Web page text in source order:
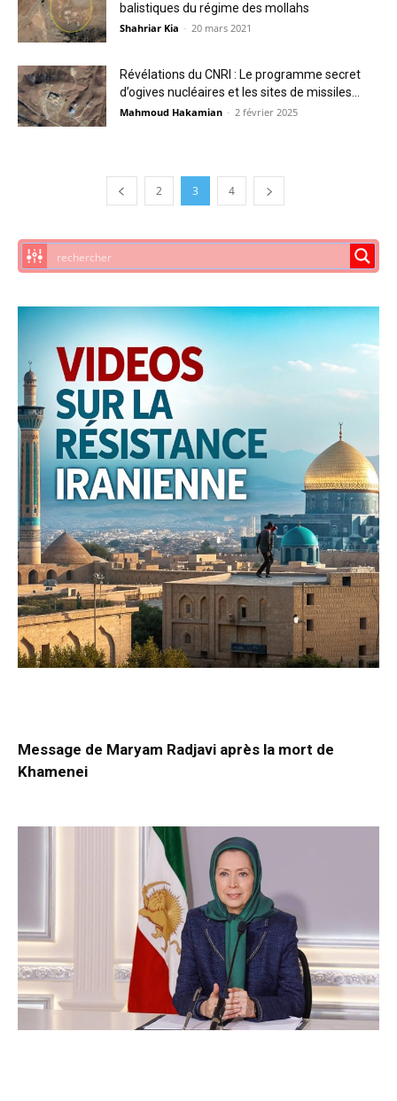
balistiques du régime des mollahs
Shahriar Kia - 20 mars 2021
Révélations du CNRI : Le programme secret
d’ogives nucléaires et les sites de missiles...
Mahmoud Hakamian - 2 février 2025
2 3 4
Message de Maryam Radjavi après la mort de
Khamenei